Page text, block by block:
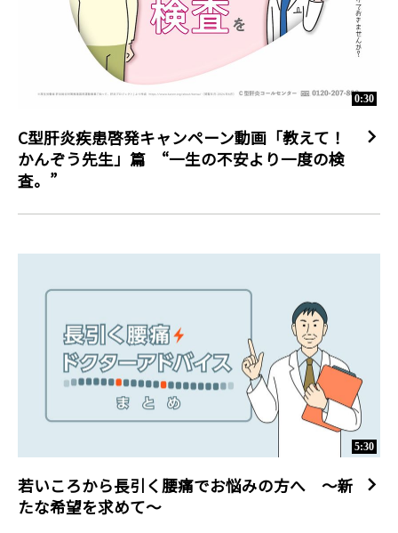
0:30
C型肝炎疾患啓発キャンペーン動画「教えて！
かんぞう先生」篇 “一生の不安より一度の検
査。”
5:30
若いころから長引く腰痛でお悩みの方へ ～新
たな希望を求めて～